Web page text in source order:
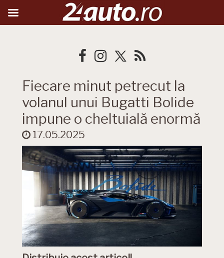
Fiecare minut petrecut la
volanul unui Bugatti Bolide
impune o cheltuială enormă
17.05.2025